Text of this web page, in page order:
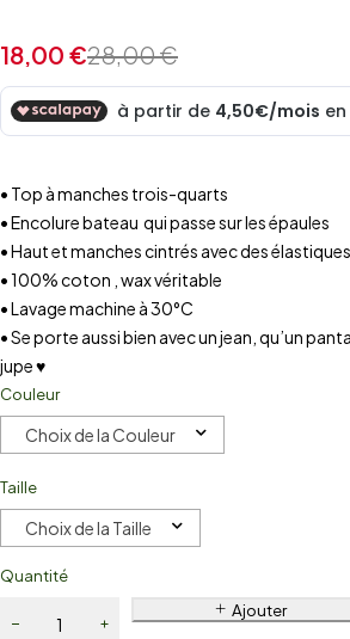
28,00€
18,00 €
• Top à manches trois-quarts
• Encolure bateau qui passe sur les épaules
• Haut et manches cintrés avec des élastiques
• 100% coton , wax véritable
• Lavage machine à 30°C
• Se porte aussi bien avec un jean, qu’un
jupe ♥
Couleur
Choix de la Couleur
Taille
Choix de la Taille
Quantité
Ajouter